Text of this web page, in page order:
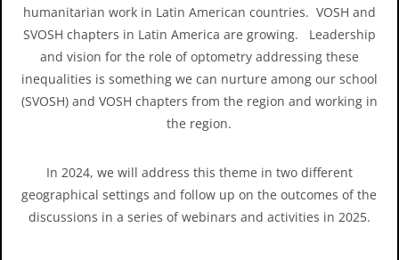
humanitarian work in Latin American countries. VOSH and
SVOSH chapters in Latin America are growing. Leadership
and vision for the role of optometry addressing these
inequalities is something we can nurture among our school
(SVOSH) and VOSH chapters from the region and working in
the region.
In 2024, we will address this theme in two different
geographical settings and follow up on the outcomes of the
discussions in a series of webinars and activities in 2025.